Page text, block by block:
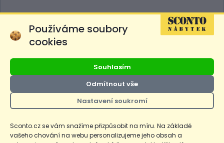
O nákupu
E-shop
SCONTO Nábytek, s.r.o. je součástí
mezinárodního řetězce, který provozuje
Používáme soubory
cookies
Souhlasím
Odmítnout vše
Nastavení soukromí
Sconto.cz se vám snažíme přizpůsobit na míru. Na základě
vašeho chování na webu personalizujeme jeho obsah a